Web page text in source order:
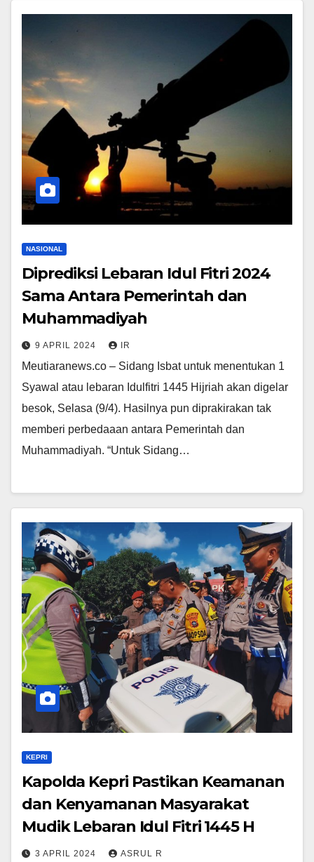
NASIONAL
Diprediksi Lebaran Idul Fitri 2024
Sama Antara Pemerintah dan
Muhammadiyah
9 APRIL 2024 IR
Meutiaranews.co – Sidang Isbat untuk menentukan 1
Syawal atau lebaran Idulfitri 1445 Hijriah akan digelar
besok, Selasa (9/4). Hasilnya pun diprakirakan tak
memberi perbedaaan antara Pemerintah dan
Muhammadiyah. “Untuk Sidang…
KEPRI
Kapolda Kepri Pastikan Keamanan
dan Kenyamanan Masyarakat
Mudik Lebaran Idul Fitri 1445 H
3 APRIL 2024 ASRUL R